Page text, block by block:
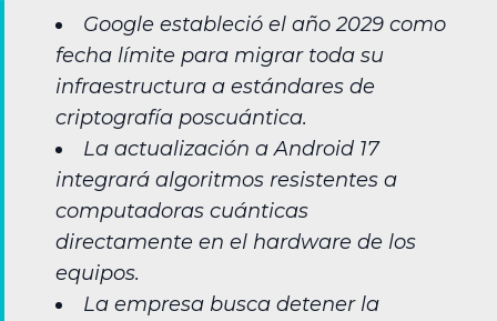
Google estableció el año 2029 como
fecha límite para migrar toda su
infraestructura a estándares de
criptografía poscuántica.
La actualización a Android 17
integrará algoritmos resistentes a
computadoras cuánticas
directamente en el hardware de los
equipos.
La empresa busca detener la